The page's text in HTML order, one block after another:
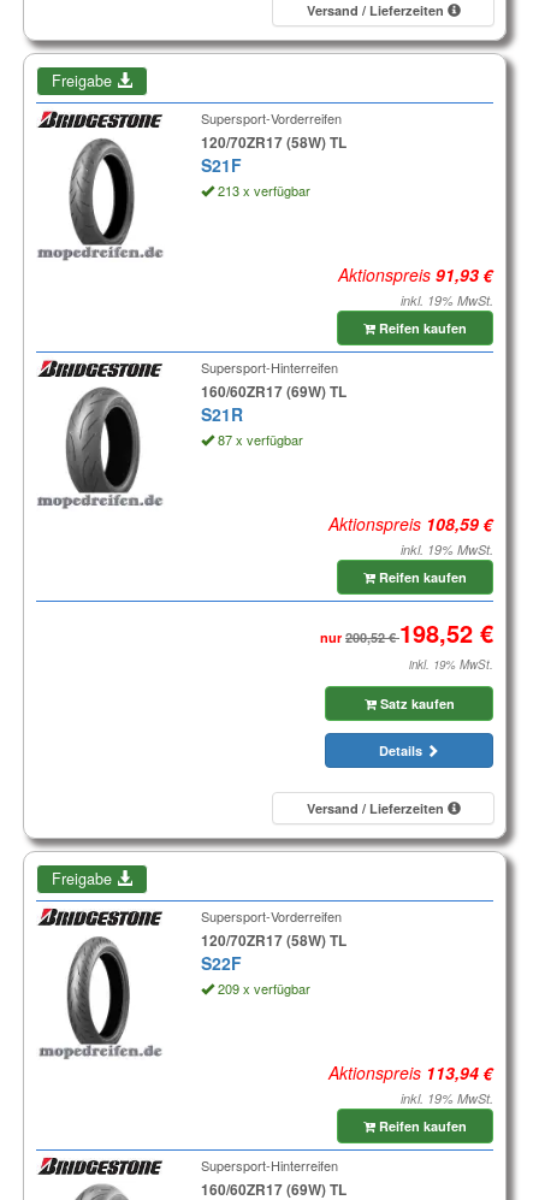
Versand / Lieferzeiten
Freigabe
Supersport-Vorderreifen
120/70ZR17 (58W) TL
S21F
213 x verfügbar
Aktionspreis
inkl. 19% MwSt.
Reifen kaufen
Supersport-Hinterreifen
160/60ZR17 (69W) TL
S21R
87 x verfügbar
Aktionspreis
inkl. 19% MwSt.
Reifen kaufen
nur
inkl. 19% MwSt.
Satz kaufen
Details
Versand / Lieferzeiten
Freigabe
Supersport-Vorderreifen
120/70ZR17 (58W) TL
S22F
209 x verfügbar
Aktionspreis
inkl. 19% MwSt.
Reifen kaufen
Supersport-Hinterreifen
160/60ZR17 (69W) TL